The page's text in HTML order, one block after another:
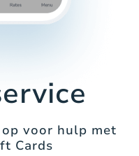
voor hulp met
Cards